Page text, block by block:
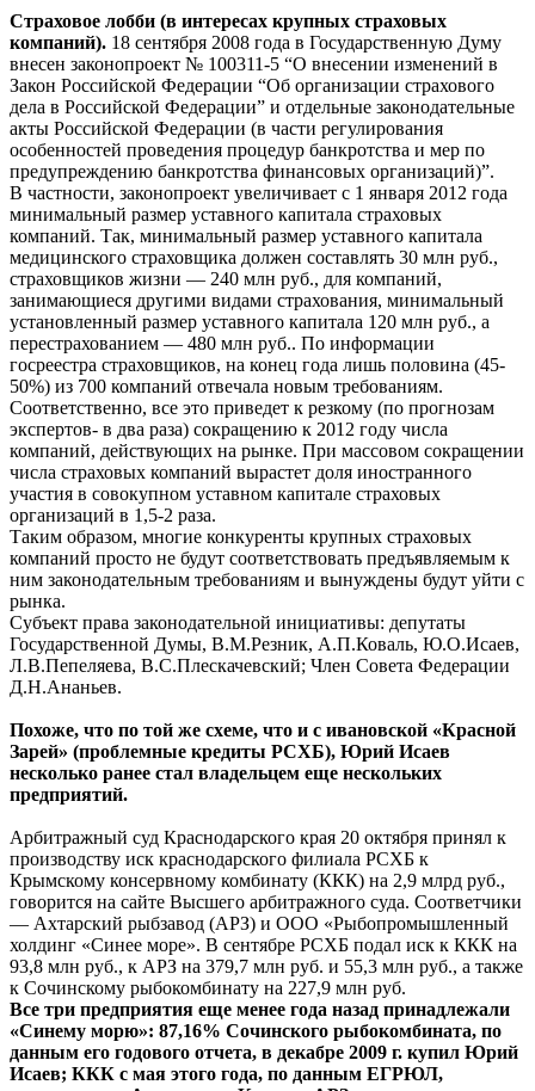
Страховое лобби (в интересах крупных страховых
компаний). 18 сентября 2008 года в Государственную Думу
внесен законопроект № 100311-5 “О внесении изменений в
Закон Российской Федерации “Об организации страхового
дела в Российской Федерации” и отдельные законодательные
акты Российской Федерации (в части регулирования
особенностей проведения процедур банкротства и мер по
предупреждению банкротства финансовых организаций)”.
В частности, законопроект увеличивает с 1 января 2012 года
минимальный размер уставного капитала страховых
компаний. Так, минимальный размер уставного капитала
медицинского страховщика должен составлять 30 млн руб.,
страховщиков жизни — 240 млн руб., для компаний,
занимающиеся другими видами страхования, минимальный
установленный размер уставного капитала 120 млн руб., а
перестрахованием — 480 млн руб.. По информации
госреестра страховщиков, на конец года лишь половина (45-
50%) из 700 компаний отвечала новым требованиям.
Соответственно, все это приведет к резкому (по прогнозам
экспертов- в два раза) сокращению к 2012 году числа
компаний, действующих на рынке. При массовом сокращении
числа страховых компаний вырастет доля иностранного
участия в совокупном уставном капитале страховых
организаций в 1,5-2 раза.
Таким образом, многие конкуренты крупных страховых
компаний просто не будут соответствовать предъявляемым к
ним законодательным требованиям и вынуждены будут уйти с
рынка.
Субъект права законодательной инициативы: депутаты
Государственной Думы, В.М.Резник, А.П.Коваль, Ю.О.Исаев,
Л.В.Пепеляева, В.С.Плескачевский; Член Совета Федерации
Д.Н.Ананьев.
Похоже, что по той же схеме, что и с ивановской «Красной
Зарей» (проблемные кредиты РСХБ), Юрий Исаев
несколько ранее стал владельцем еще нескольких
предприятий.
Арбитражный суд Краснодарского края 20 октября принял к
производству иск краснодарского филиала РСХБ к
Крымскому консервному комбинату (ККК) на 2,9 млрд руб.,
говорится на сайте Высшего арбитражного суда. Соответчики
— Ахтарский рыбзавод (АРЗ) и ООО «Рыбопромышленный
холдинг «Синее море». В сентябре РСХБ подал иск к ККК на
93,8 млн руб., к АРЗ на 379,7 млн руб. и 55,3 млн руб., а также
к Сочинскому рыбокомбинату на 227,9 млн руб.
Все три предприятия еще менее года назад принадлежали
«Синему морю»: 87,16% Сочинского рыбокомбината, по
данным его годового отчета, в декабре 2009 г. купил Юрий
Исаев; ККК с мая этого года, по данным ЕГРЮЛ,